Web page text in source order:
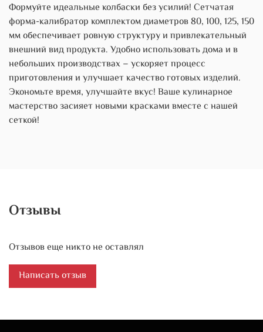
Формуйте идеальные колбаски без усилий! Сетчатая
форма-калибратор комплектом диаметров 80, 100, 125, 150
мм обеспечивает ровную структуру и привлекательный
внешний вид продукта. Удобно использовать дома и в
небольших производствах – ускоряет процесс
приготовления и улучшает качество готовых изделий.
Экономьте время, улучшайте вкус! Ваше кулинарное
мастерство засияет новыми красками вместе с нашей
сеткой!
Отзывы
Отзывов еще никто не оставлял
Написать отзыв